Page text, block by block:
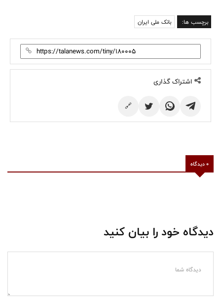
برچسب ها: بانک ملی ایران
اشتراک گذاری
🔗
0 دیدگاه
دیدگاه خود را بیان کنید